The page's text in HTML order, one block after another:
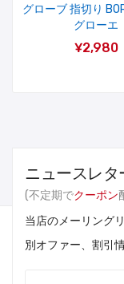
グローブ 指切り
グローエ
¥2,980
ニュースレタ
(不定期でクーポン
当店のメーリング
別オファー、割引